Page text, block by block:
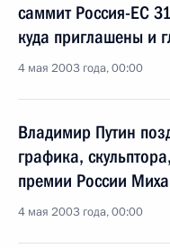
саммит Россия-ЕС
куда приглашены и
4 мая 2003 года, 00:00
Владимир Путин
графика,
премии России
4 мая 2003 года, 00:00